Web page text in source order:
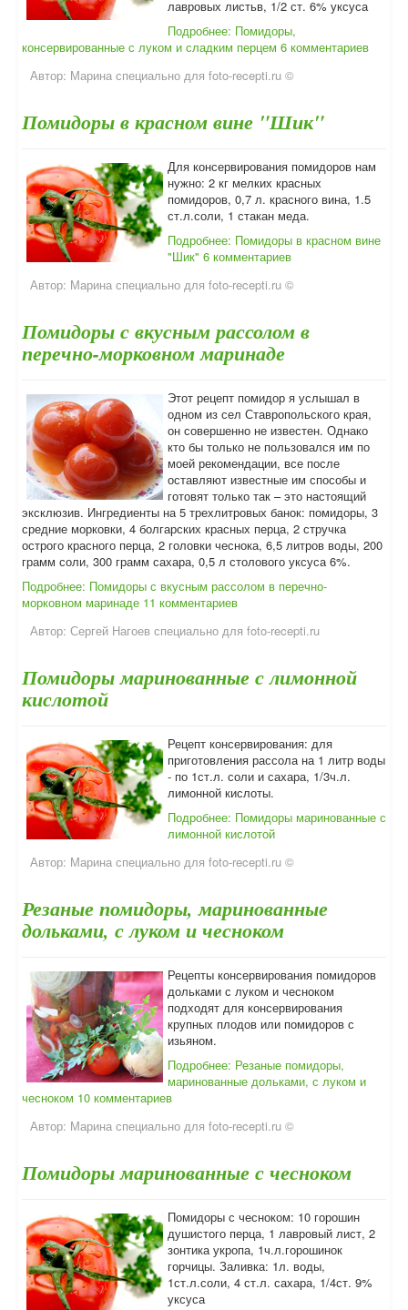
лавровых листьв, 1/2 ст. 6% уксуса
Подробнее: Помидоры,
консервированные с луком и сладким перцем 6 комментариев
Автор: Марина специально для foto-recepti.ru ©
Помидоры в красном вине "Шик"
Для консервирования помидоров нам
нужно: 2 кг мелких красных
помидоров, 0,7 л. красного вина, 1.5
ст.л.соли, 1 стакан меда.
Подробнее: Помидоры в красном вине
"Шик" 6 комментариев
Автор: Марина специально для foto-recepti.ru ©
Помидоры с вкусным рассолом в
перечно-морковном маринаде
Этот рецепт помидор я услышал в
одном из сел Ставропольского края,
он совершенно не известен. Однако
кто бы только не пользовался им по
моей рекомендации, все после
оставляют известные им способы и
готовят только так – это настоящий
эксклюзив. Ингредиенты на 5 трехлитровых банок: помидоры, 3
средние морковки, 4 болгарских красных перца, 2 стручка
острого красного перца, 2 головки чеснока, 6,5 литров воды, 200
грамм соли, 300 грамм сахара, 0,5 л столового уксуса 6%.
Подробнее: Помидоры с вкусным рассолом в перечно-
морковном маринаде 11 комментариев
Автор: Сергей Нагоев специально для foto-recepti.ru
Помидоры маринованные с лимонной
кислотой
Рецепт консервирования: для
приготовления рассола на 1 литр воды
- по 1ст.л. соли и сахара, 1/3ч.л.
лимонной кислоты.
Подробнее: Помидоры маринованные с
лимонной кислотой
Автор: Марина специально для foto-recepti.ru ©
Резаные помидоры, маринованные
дольками, с луком и чесноком
Рецепты консервирования помидоров
дольками с луком и чесноком
подходят для консервирования
крупных плодов или помидоров с
изьяном.
Подробнее: Резаные помидоры,
маринованные дольками, с луком и
чесноком 10 комментариев
Автор: Марина специально для foto-recepti.ru ©
Помидоры маринованные с чесноком
Помидоры с чесноком: 10 горошин
душистого перца, 1 лавровый лист, 2
зонтика укропа, 1ч.л.горошинок
горчицы. Заливка: 1л. воды,
1ст.л.соли, 4 ст.л. сахара, 1/4ст. 9%
уксуса